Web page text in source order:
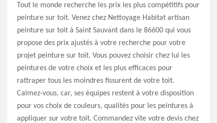
Tout le monde recherche les prix les plus compétitifs pour
peinture sur toit. Venez chez Nettoyage Habitat artisan
peinture sur toit à Saint Sauvant dans le 86600 qui vous
propose des prix ajustés à votre recherche pour votre
projet peinture sur toit. Vous pouvez choisir chez lui les
peintures de votre choix et les plus efficaces pour
rattraper tous les moindres fissurent de votre toit.
Calmez-vous, car, ses équipes restent à votre disposition
pour vos choix de couleurs, qualités pour les peintures à
appliquer sur votre toit. Commandez vite votre devis chez